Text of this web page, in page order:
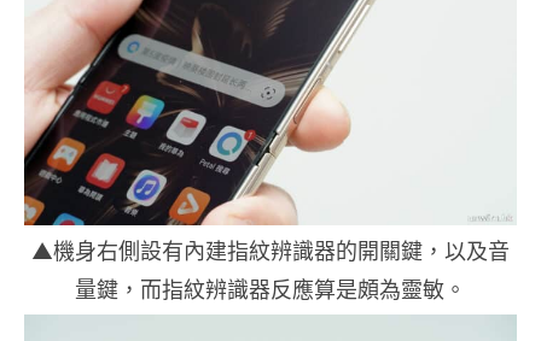
▲機身右側設有內建指紋辨識器的開關鍵，以及音
量鍵，而指紋辨識器反應算是頗為靈敏。